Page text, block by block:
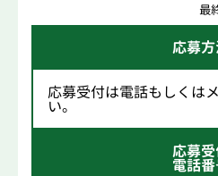
最
応募
応募受付は電話もしくは
い。
応募
電話